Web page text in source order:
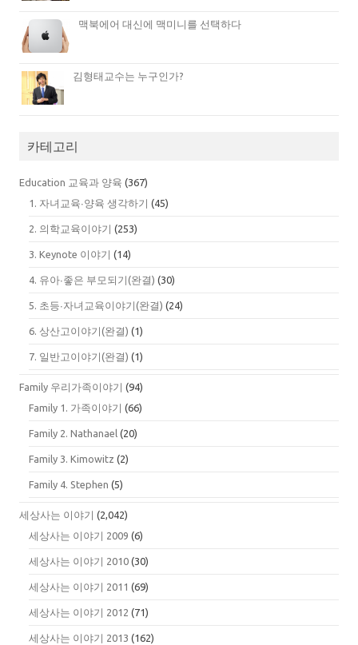
맥북에어 대신에 맥미니를 선택하다
김형태교수는 누구인가?
카테고리
Education 교육과 양육 (367)
1. 자녀교육∙양육 생각하기 (45)
2. 의학교육이야기 (253)
3. Keynote 이야기 (14)
4. 유아∙좋은 부모되기(완결) (30)
5. 초등∙자녀교육이야기(완결) (24)
6. 상산고이야기(완결) (1)
7. 일반고이야기(완결) (1)
Family 우리가족이야기 (94)
Family 1. 가족이야기 (66)
Family 2. Nathanael (20)
Family 3. Kimowitz (2)
Family 4. Stephen (5)
세상사는 이야기 (2,042)
세상사는 이야기 2009 (6)
세상사는 이야기 2010 (30)
세상사는 이야기 2011 (69)
세상사는 이야기 2012 (71)
세상사는 이야기 2013 (162)